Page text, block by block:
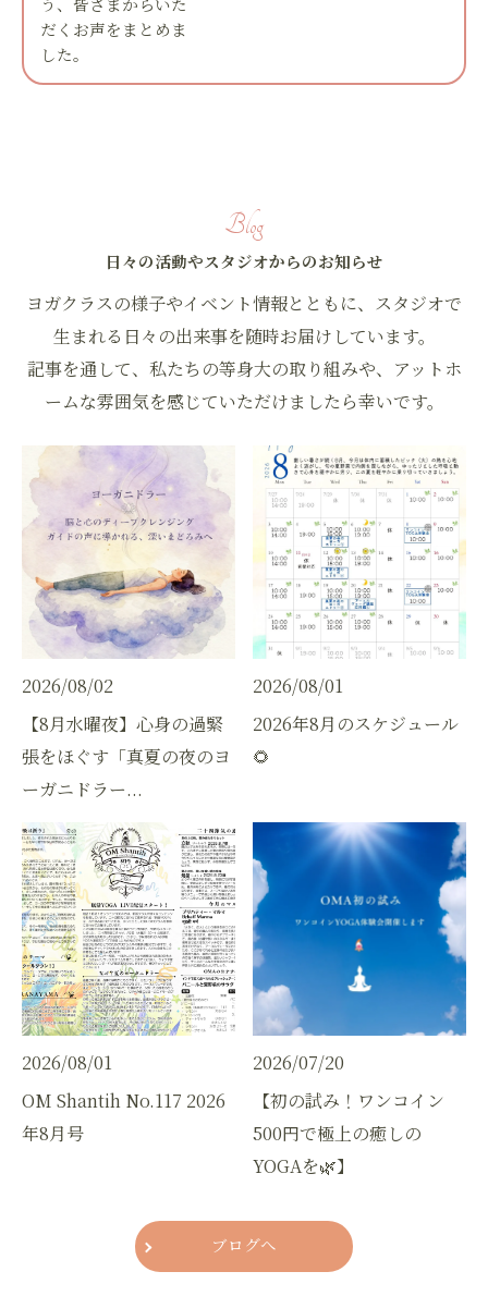
だくお声をまとめま
した。
日々の活動やスタジオからのお知らせ
Blog
ヨガクラスの様子やイベント情報とともに、スタジオで
生まれる日々の出来事を随時お届けしています。
記事を通して、私たちの等身大の取り組みや、アットホ
ームな雰囲気を感じていただけましたら幸いです。
2026/08/02
【8月水曜夜】心身の過緊
張をほぐす「真夏の夜のヨ
ーガニドラー...
2026/08/01
2026年8月のスケジュール
🌻
2026/08/01
OM Shantih No.117 2026
年8月号
2026/07/20
【初の試み！ワンコイン
500円で極上の癒しの
YOGAを🌿】
ブログへ
お問い合わせはこちら